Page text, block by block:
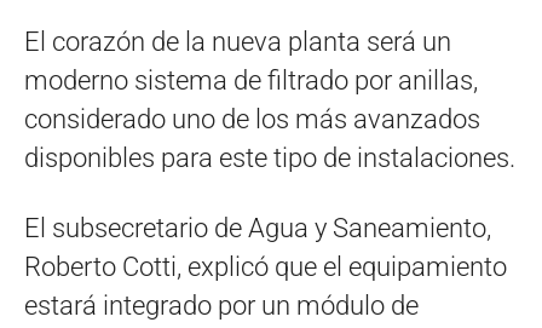
El corazón de la nueva planta será un
moderno sistema de filtrado por anillas,
considerado uno de los más avanzados
disponibles para este tipo de instalaciones.
El subsecretario de Agua y Saneamiento,
Roberto Cotti, explicó que el equipamiento
estará integrado por un módulo de